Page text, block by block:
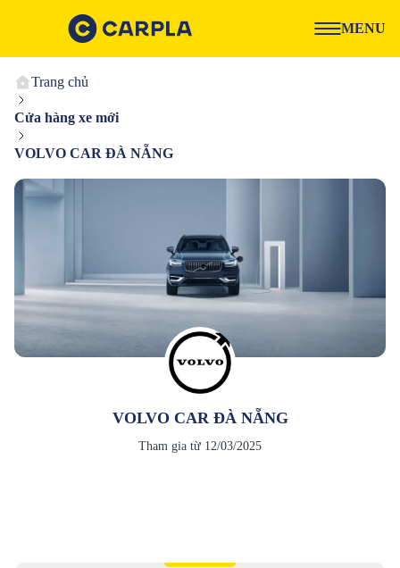
MENU
Trang chủ
Cửa hàng xe mới
VOLVO CAR ĐÀ NẴNG
VOLVO CAR ĐÀ NẴNG
Tham gia từ 12/03/2025